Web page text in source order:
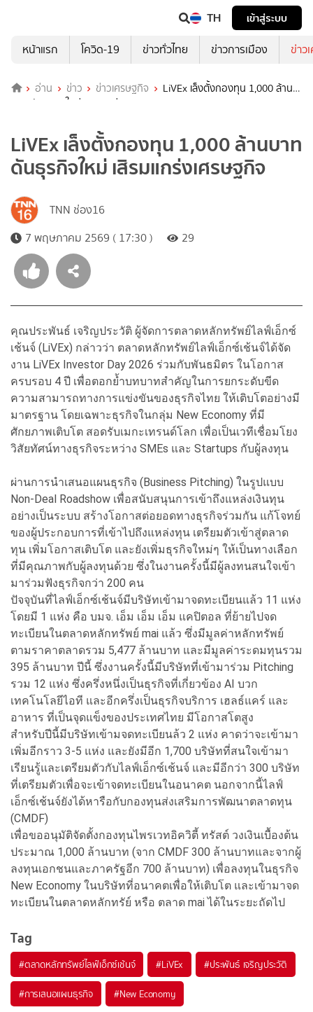
TH
เข้าสู่ระบบ
หน้าแรก
โควิด-19 ข่าวทั่วไทย ข่าวการเมือง ข่าว
อ่าน ข่าว ข่าวเศรษฐกิจ
LiVEx เล็งตั้งกองทุน 1,000 ล้าน
บาท ดันธุรกิจใหม่ เสิรมแกร่งเศรษฐกิจ
LiVEx เล็งตั้งกองทุน 1,000 ล้านบาท
ดันธุรกิจใหม่ เสิรมแกร่งเศรษฐกิจ
TNN ช่อง16
7 พฤษภาคม 2569 ( 17:30 )
29
คุณประพันธ์ เจริญประวัติ ผู้จัดการตลาดหลักทรัพย์ไลฟ์เอ็กซ์
เช้นจ์ (LiVEx) กล่าวว่า ตลาดหลักทรัพย์ไลฟ์เอ็กซ์เช้นจ์ได้จัด
งาน LiVEx Investor Day 2026 ร่วมกับพันธมิตร ในโอกาส
ครบรอบ 4 ปี เพื่อตอกย้ำบทบาทสำคัญในการยกระดับขีด
ความสามารถทางการแข่งขันของธุรกิจไทย ให้เติบโตอย่างมี
มาตรฐาน โดยเฉพาะธุรกิจในกลุ่ม New Economy ที่มี
ศักยภาพเติบโต สอดรับเมกะเทรนด์โลก เพื่อเป็นเวทีเชื่อมโยง
วิสัยทัศน์ทางธุรกิจระหว่าง SMEs และ Startups กับผู้ลงทุน
ผ่านการนำเสนอแผนธุรกิจ (Business Pitching) ในรูปแบบ
Non-Deal Roadshow เพื่อสนับสนุนการเข้าถึงแหล่งเงินทุน
อย่างเป็นระบบ สร้างโอกาสต่อยอดทางธุรกิจร่วมกัน แก้โจทย์
ของผู้ประกอบการที่เข้าไปถึงแหล่งทุน เตรียมตัวเข้าสู่ตลาด
ทุน เพิ่มโอกาสเติบโต และยังเพิ่มธุรกิจใหม่ๆ ให้เป็นทางเลือก
ที่มีคุณภาพกับผู้ลงทุนด้วย ซึ่งในงานครั้งนี้มีผู้ลงทนสนใจเข้า
มาร่วมฟังธุรกิจกว่า 200 คน
ปัจจุบันที่ไลฟ์เอ็กซ์เช้นจ์มีบริษัทเข้ามาจดทะเบียนแล้ว 11 แห่ง
โดยมี 1 แห่ง คือ บมจ. เอ็ม เอ็ม เอ็ม แคปิตอล ที่ย้ายไปจด
ทะเบียนในตลาดหลักทรัพย์ mai แล้ว ซึ่งมีมูลค่าหลักทรัพย์
ตามราคาตลาดรวม 5,477 ล้านบาท และมีมูลค่าระดมทุนรวม
395 ล้านบาท ปีนี้ ซึ่งงานครั้งนี้มีบริษัทที่เข้ามาร่วม Pitching
รวม 12 แห่ง ซึ่งครึ่งหนึ่งเป็นธุรกิจที่เกี่ยวข้อง AI บวก
เทคโนโลยีไอที และอีกครึ่งเป็นธุรกิจบริการ เฮลธ์แคร์ และ
อาหาร ที่เป็นจุดแข็งของประเทศไทย มีโอกาสโตสูง
สำหรับปีนี้มีบริษัทเข้ามจดทะเบียนล้ว 2 แห่ง คาดว่าจะเข้ามา
เพิ่มอีกราว 3-5 แห่ง และยังมีอีก 1,700 บริษัทที่สนใจเข้ามา
เรียนรู้และเตรียมตัวกับไลฟ์เอ็กซ์เช้นจ์ และมีอีกว่า 300 บริษัท
ที่เตรียมตัวเพื่อจะเข้าจดทะเบียนในอนาคต นอกจากนี้ไลฟ์
เอ็กซ์เช้นจ์ยังได้หารือกับกองทุนส่งเสริมการพัฒนาตลาดทุน
(CMDF)
เพื่อขออนุมัติจัดตั้งกองทุนไพรเวทอิควิตี้ ทรัสต์ วงเงินเบื้องต้น
ประมาณ 1,000 ล้านบาท (จาก CMDF 300 ล้านบาทและจากผู้
ลงทุนเอกชนและภาครัฐอีก 700 ล้านบาท) เพื่อลงทุนในธุรกิจ
New Economy ในบริษัทที่อนาคตเพื่อให้เติบโต และเข้ามาจด
ทะเบียนในตลาดหลักทรัย์ หรือ ตลาด mai ได้ในระยะถัดไป
Tag
#ตลาดหลักทรัพย์ไลฟ์เอ็กซ์เช้นจ์ #LiVEx #ประพันธ์ เจริญประวัติ
#การเสนอแผนธุรกิจ #New Economy